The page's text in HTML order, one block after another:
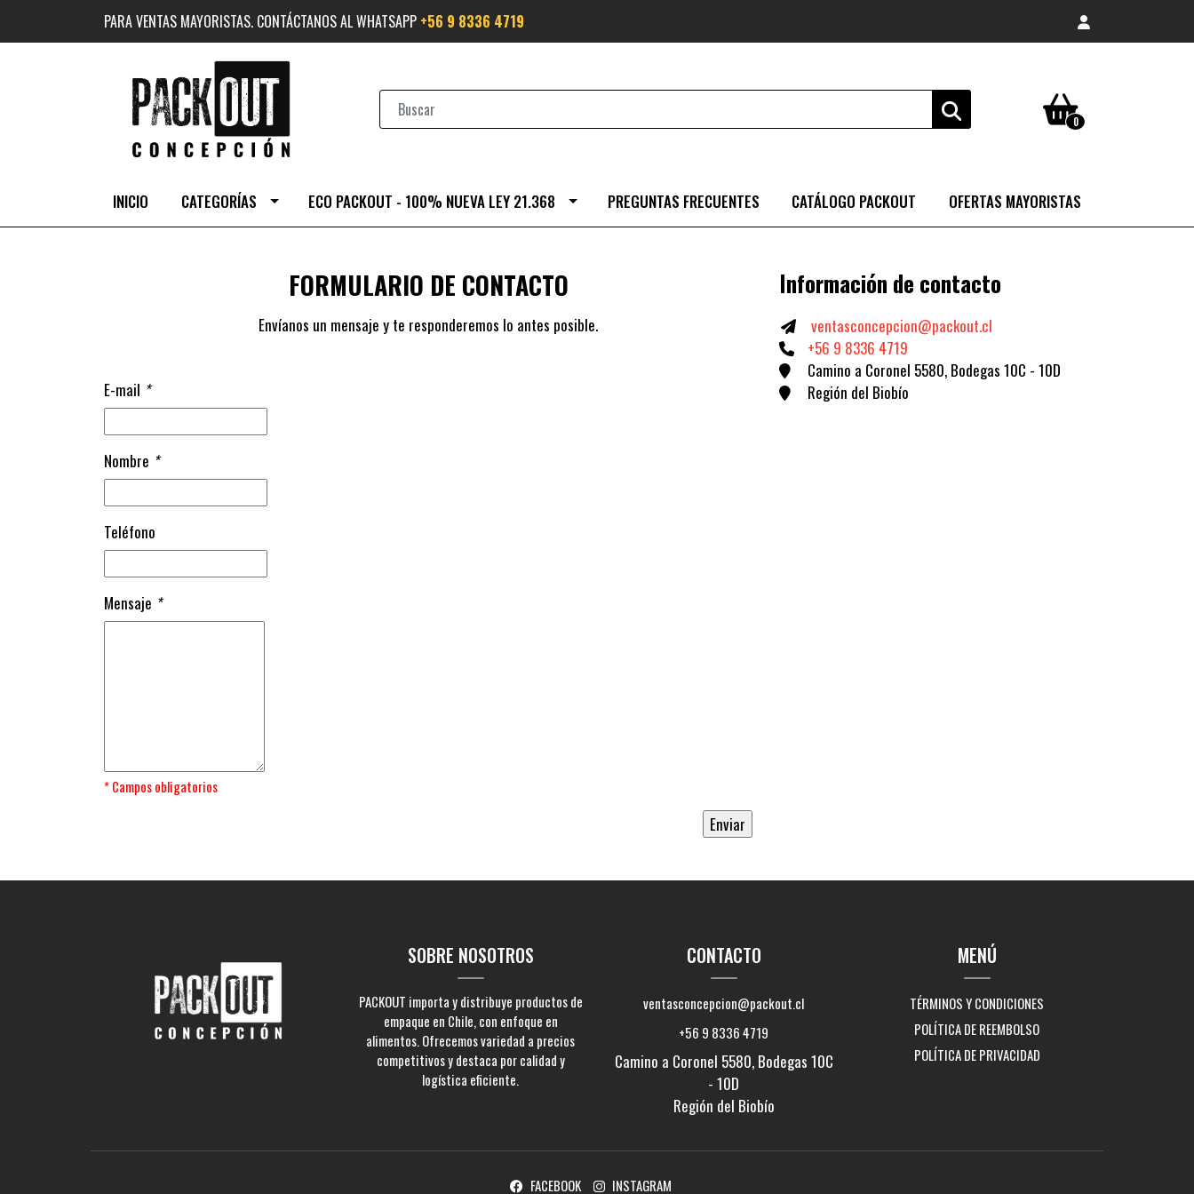
PARA VENTAS MAYORISTAS. CONTÁCTANOS AL WHATSAPP +56 9 8336 4719
0
INICIO CATEGORÍAS ECO PACKOUT - 100% NUEVA LEY 21.368 PREGUNTAS FRECUENTES CATÁLOGO PACKOUT OFERTAS MAYORISTAS
FORMULARIO DE CONTACTO
Envíanos un mensaje y te responderemos lo antes posible.
E-mail *
Nombre *
Teléfono
Mensaje *
* Campos obligatorios
Información de contacto
ventasconcepcion@packout.cl
+56 9 8336 4719
Camino a Coronel 5580, Bodegas 10C - 10D
Región del Biobío
SOBRE NOSOTROS
PACKOUT importa y distribuye productos de
empaque en Chile, con enfoque en
alimentos. Ofrecemos variedad a precios
competitivos y destaca por calidad y
logística eficiente.
CONTACTO
ventasconcepcion@packout.cl
+56 9 8336 4719
Camino a Coronel 5580, Bodegas 10C
- 10D
Región del Biobío
MENÚ
TÉRMINOS Y CONDICIONES
POLÍTICA DE REEMBOLSO
POLÍTICA DE PRIVACIDAD
FACEBOOK INSTAGRAM